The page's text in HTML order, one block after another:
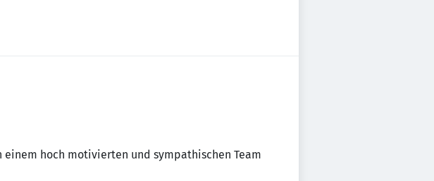
hoch motivierten und sympathischen Team